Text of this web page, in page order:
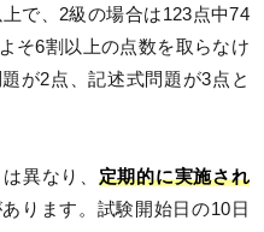
で、2級の場合は123点中74
そ6割以上の点数を取らなけ
が2点、記述式問題が3点と
異なり、 定期的に実施され
ります。試験開始日の10日